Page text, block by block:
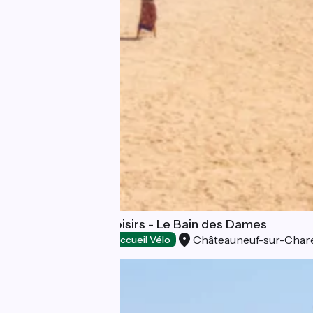
Plage et Aire de Loisirs - Le Bain des Dames
Accueil Vélo Châteauneuf-sur-